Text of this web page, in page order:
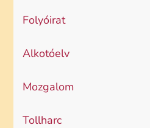
Folyóirat
Alkotóelv
Mozgalom
Tollharc